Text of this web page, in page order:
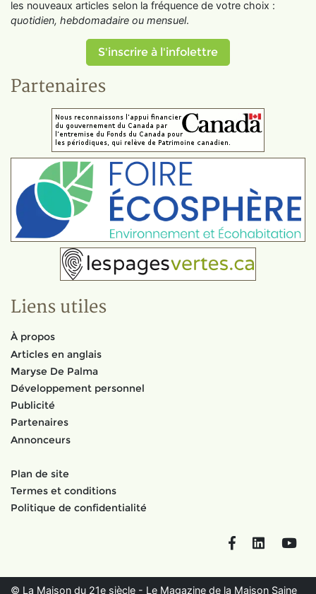
les nouveaux articles selon la fréquence de votre choix :
quotidien, hebdomadaire ou mensuel.
S'inscrire à l'infolettre
Partenaires
Liens utiles
À propos
Articles en anglais
Maryse De Palma
Développement personnel
Publicité
Partenaires
Annonceurs
Plan de site
Termes et conditions
Politique de confidentialité
FacebookLinkedIn
© La Maison du 21e siècle - Le Magazine de la Maison Saine